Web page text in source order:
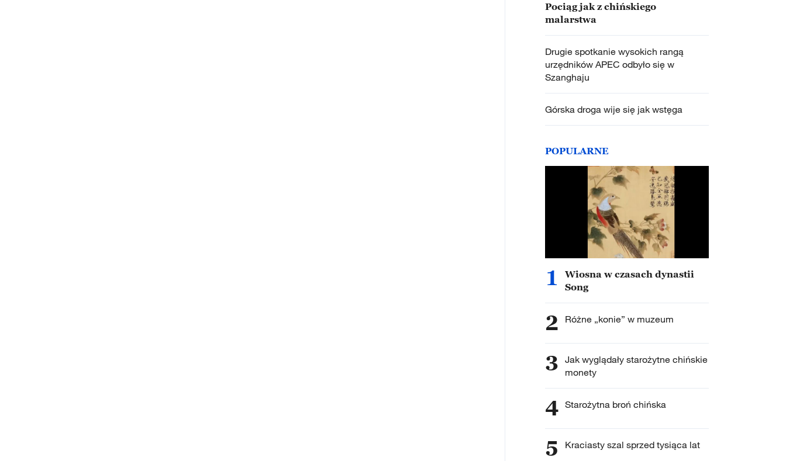
Pociąg jak z chińskiego
malarstwa
Drugie spotkanie wysokich rangą
urzędników APEC odbyło się w
Szanghaju
Górska droga wije się jak wstęga
POPULARNE
1
Wiosna w czasach dynastii
Song
2 Różne „konie” w muzeum
3 Jak wyglądały starożytne chińskie
monety
4 Starożytna broń chińska
5 Kraciasty szal sprzed tysiąca lat